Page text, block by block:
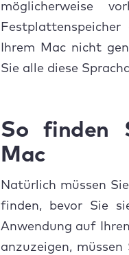
möglicherweise
Ihrem Mac nicht
Sie alle diese
So finden
Mac
Natürlich müssen
finden, bevor Sie
Anwendung auf
anzuzeigen,